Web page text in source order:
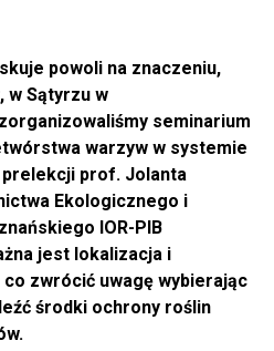
powoli na znaczeniu,
w Sątyrzu w
seminarium
warzyw w systemie
prof. Jolanta
Ekologicznego i
IOR-PIB
jest lokalizacja i
zwrócić uwagę wybierając
środki ochrony roślin